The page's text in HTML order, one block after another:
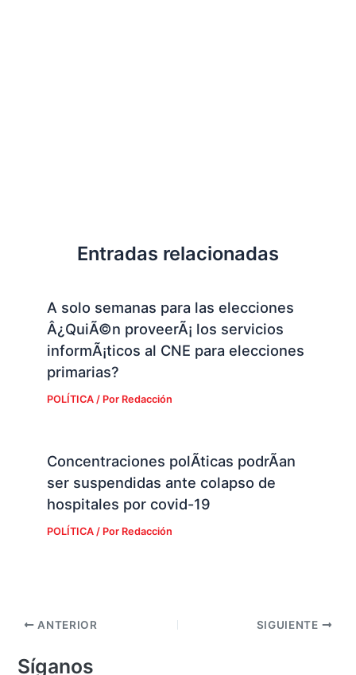
Entradas relacionadas
A solo semanas para las elecciones
Â¿QuiÃ©n proveerÃ¡ los servicios
informÃ¡ticos al CNE para elecciones
primarias?
POLÍTICA/ Por Redacción
Concentraciones polÃ­ticas podrÃ­an
ser suspendidas ante colapso de
hospitales por covid-19
POLÍTICA/ Por Redacción
ANTERIOR SIGUIENTE
Síganos